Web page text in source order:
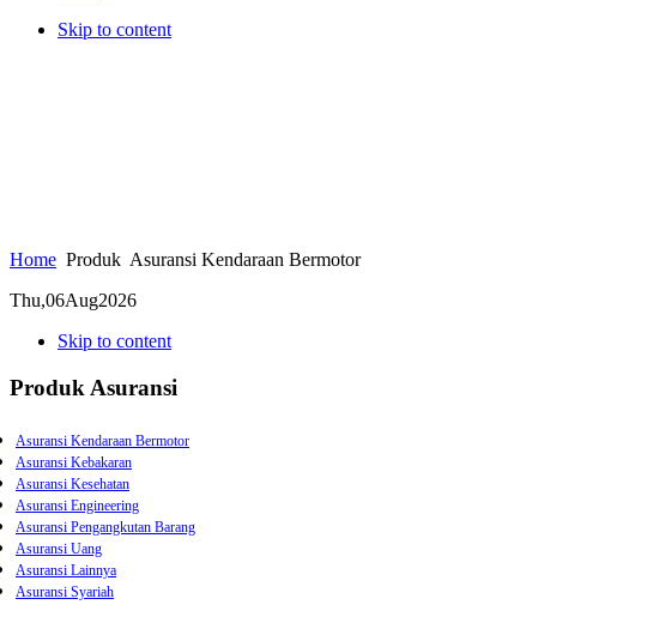
Skip to content
Home Produk Asuransi Kendaraan Bermotor
Thu,06Aug2026
Skip to content
Produk Asuransi
Asuransi Kendaraan Bermotor
Asuransi Kebakaran
Asuransi Kesehatan
Asuransi Engineering
Asuransi Pengangkutan Barang
Asuransi Uang
Asuransi Lainnya
Asuransi Kebongkaran
Asuransi Syariah